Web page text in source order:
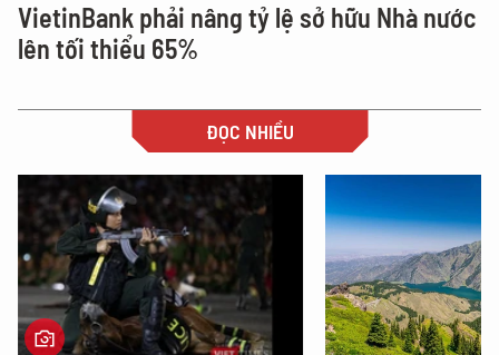
VietinBank phải nâng tỷ lệ sở hữu Nhà nước
lên tối thiểu 65%
ĐỌC NHIỀU